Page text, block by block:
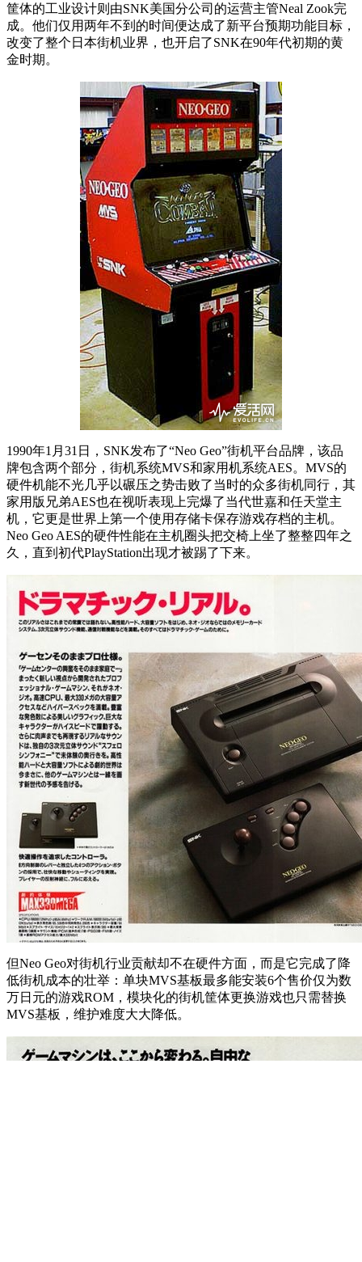
筐体的工业设计则由SNK美国分公司的运营主管Neal Zook完
成。他们仅用两年不到的时间便达成了新平台预期功能目标，
改变了整个日本街机业界，也开启了SNK在90年代初期的黄
金时期。
1990年1月31日，SNK发布了“Neo Geo”街机平台品牌，该品
牌包含两个部分，街机系统MVS和家用机系统AES。MVS的
硬件机能不光几乎以碾压之势击败了当时的众多街机同行，其
家用版兄弟AES也在视听表现上完爆了当代世嘉和任天堂主
机，它更是世界上第一个使用存储卡保存游戏存档的主机。
Neo Geo AES的硬件性能在主机圈头把交椅上坐了整整四年之
久，直到初代PlayStation出现才被踢了下来。
但Neo Geo对街机行业贡献却不在硬件方面，而是它完成了降
低街机成本的壮举：单块MVS基板最多能安装6个售价仅为数
万日元的游戏ROM，模块化的街机筐体更换游戏也只需替换
MVS基板，维护难度大大降低。